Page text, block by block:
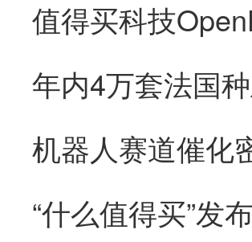
“什么值得买”发